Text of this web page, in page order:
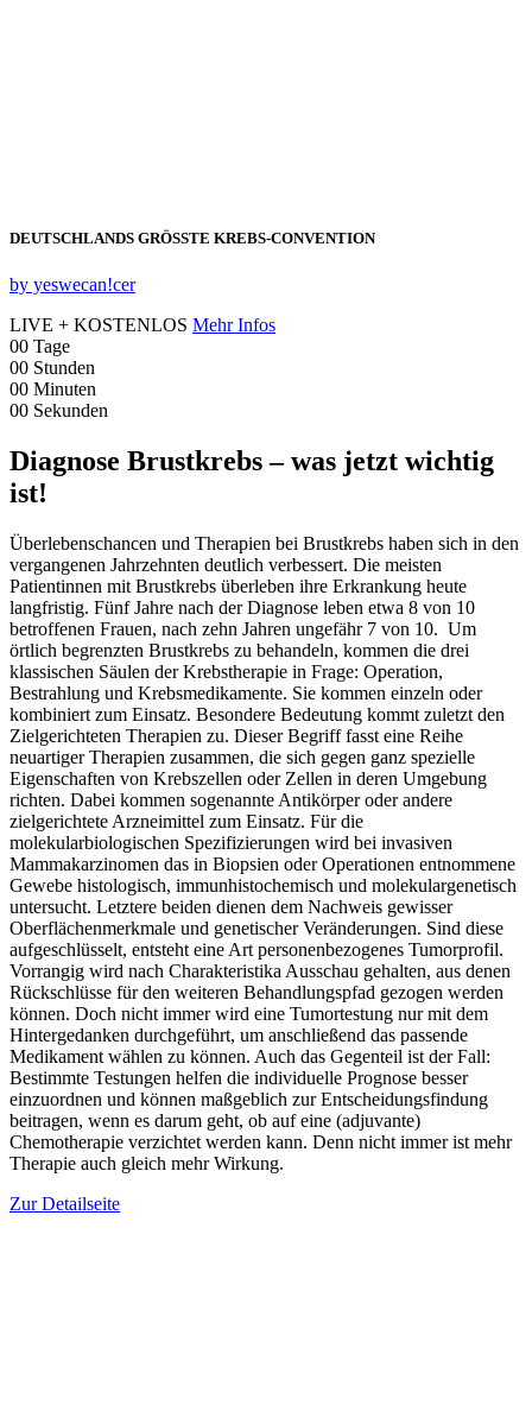
DEUTSCHLANDS GRÖSSTE KREBS‑CONVENTION
by yeswecan!cer
LIVE + KOSTENLOS Mehr Infos
00 Tage
00 Stunden
00 Minuten
00 Sekunden
Diagnose Brustkrebs – was jetzt wichtig
ist!
Überlebenschancen und Therapien bei Brustkrebs haben sich in den
vergangenen Jahrzehnten deutlich verbessert. Die meisten
Patientinnen mit Brustkrebs überleben ihre Erkrankung heute
langfristig. Fünf Jahre nach der Diagnose leben etwa 8 von 10
betroffenen Frauen, nach zehn Jahren ungefähr 7 von 10. Um
örtlich begrenzten Brustkrebs zu behandeln, kommen die drei
klassischen Säulen der Krebstherapie in Frage: Operation,
Bestrahlung und Krebsmedikamente. Sie kommen einzeln oder
kombiniert zum Einsatz. Besondere Bedeutung kommt zuletzt den
Zielgerichteten Therapien zu. Dieser Begriff fasst eine Reihe
neuartiger Therapien zusammen, die sich gegen ganz spezielle
Eigenschaften von Krebszellen oder Zellen in deren Umgebung
richten. Dabei kommen sogenannte Antikörper oder andere
zielgerichtete Arzneimittel zum Einsatz. Für die
molekularbiologischen Spezifizierungen wird bei invasiven
Mammakarzinomen das in Biopsien oder Operationen entnommene
Gewebe histologisch, immunhistochemisch und molekulargenetisch
untersucht. Letztere beiden dienen dem Nachweis gewisser
Oberflächenmerkmale und genetischer Veränderungen. Sind diese
aufgeschlüsselt, entsteht eine Art personenbezogenes Tumorprofil.
Vorrangig wird nach Charakteristika Ausschau gehalten, aus denen
Rückschlüsse für den weiteren Behandlungspfad gezogen werden
können. Doch nicht immer wird eine Tumortestung nur mit dem
Hintergedanken durchgeführt, um anschließend das passende
Medikament wählen zu können. Auch das Gegenteil ist der Fall:
Bestimmte Testungen helfen die individuelle Prognose besser
einzuordnen und können maßgeblich zur Entscheidungsfindung
beitragen, wenn es darum geht, ob auf eine (adjuvante)
Chemotherapie verzichtet werden kann. Denn nicht immer ist mehr
Therapie auch gleich mehr Wirkung.
Zur Detailseite